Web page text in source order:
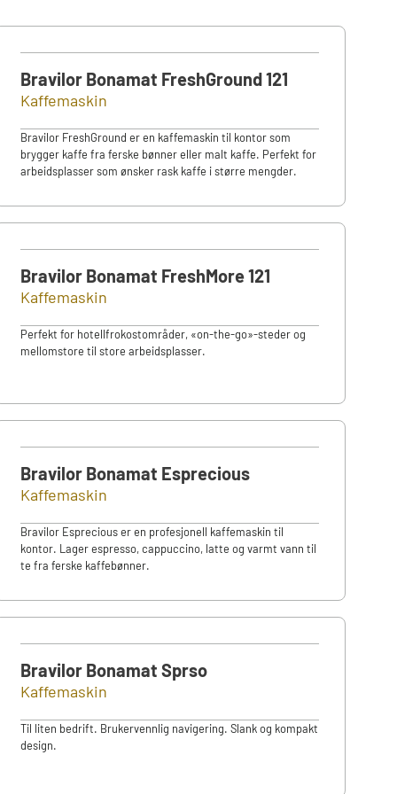
Bravilor Bonamat FreshGround 121
Kaffemaskin
Bravilor FreshGround er en kaffemaskin til kontor som
brygger kaffe fra ferske bønner eller malt kaffe. Perfekt for
arbeidsplasser som ønsker rask kaffe i større mengder.
Bravilor Bonamat FreshMore 121
Kaffemaskin
Perfekt for hotellfrokostområder, «on-the-go»-steder og
mellomstore til store arbeidsplasser.
Bravilor Bonamat Esprecious
Kaffemaskin
Bravilor Esprecious er en profesjonell kaffemaskin til
kontor. Lager espresso, cappuccino, latte og varmt vann til
te fra ferske kaffebønner.
Bravilor Bonamat Sprso
Kaffemaskin
Til liten bedrift. Brukervennlig navigering. Slank og kompakt
design.